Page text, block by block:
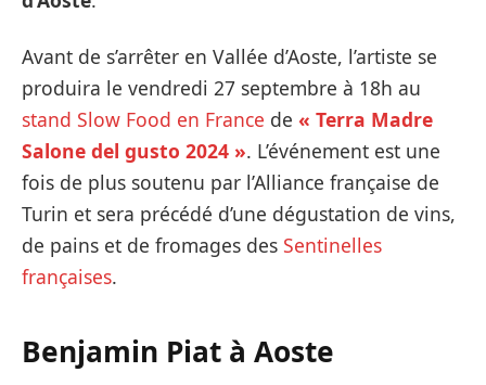
Avant de s’arrêter en Vallée d’Aoste, l’artiste se
produira le vendredi 27 septembre à 18h au
stand Slow Food en France de « Terra Madre
Salone del gusto 2024 ». L’événement est une
fois de plus soutenu par l’Alliance française de
Turin et sera précédé d’une dégustation de vins,
de pains et de fromages des Sentinelles
françaises.
Benjamin Piat à Aoste